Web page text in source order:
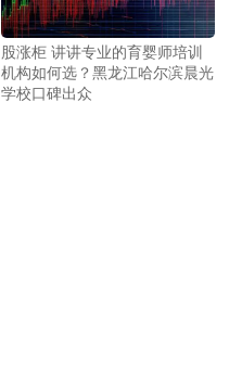
股涨柜 讲讲专业的育婴师培训
机构如何选？黑龙江哈尔滨晨光
学校口碑出众